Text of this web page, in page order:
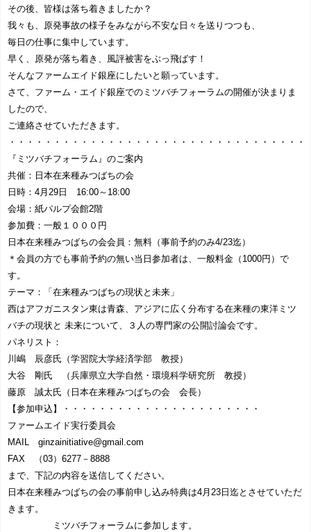
その後、皆様は落ち着きましたか？
我々も、原発事故の様子をみながら不安な日々を送りつつも、
毎日の仕事に集中しています。
早く、原発が落ち着き、風評被害をぶっ飛ばす！
そんなファームエイド銀座にしたいと願っています。
さて、ファーム・エイド銀座でのミツバチフォーラムの開催が決まりま
したので、
ご連絡させていただきます。
・・・・・・・・・・・・・・・・・・・・・・・・・・・・・・・・・
『ミツバチフォーラム』のご案内
共催：日本在来種みつばちの会
日時：4月29日 16:00～18:00
会場：紙パルプ会館2階
参加費：一般１０００円
日本在来種みつばちの会会員：無料（事前予約のみ4/23迄）
＊会員の方でも事前予約の無い当日参加者は、一般料金（1000円）で
す。
テーマ：「在来種みつばちの現状と未来」
西はアフガニスタン東は青森、アジアに広く分布する在来種の東洋ミツ
バチの現状と 未来について、３人の専門家の公開討論会です。
パネリスト：
川嶋 辰彦氏（学習院大学経済学部 教授）
大谷 剛氏 （兵庫県立大学自然・環境科学研究所 教授）
藤原 誠太氏（日本在来種みつばちの会 会長）
【参加申込】・・・・・・・・・・・・・・・・・・・・・・
ファームエイド実行委員会
MAIL ginzainitiative@gmail.com
FAX （03）6277－8888
まで、下記の内容を送信してください。
日本在来種みつばちの会の事前申し込み特典は4月23日迄とさせていただ
きます。
ミツバチフォーラムに参加します。
みつばち博士ふくちゃん
銀座ミツバチプロジェクト
note